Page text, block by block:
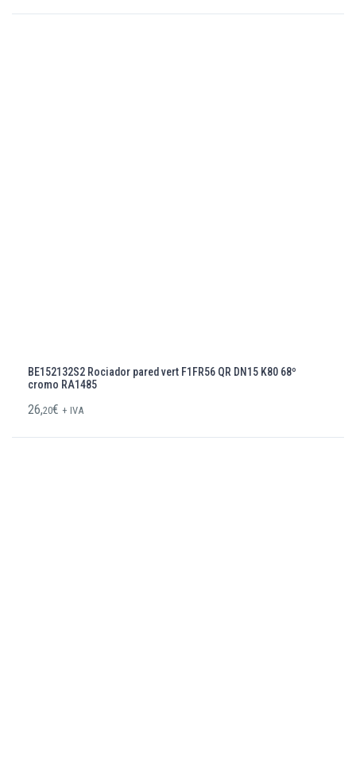
BE152132S2 Rociador pared vert F1FR56 QR DN15 K80 68º
cromo RA1485
26,20€ + IVA